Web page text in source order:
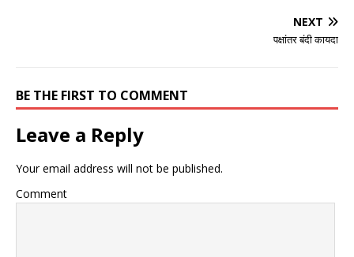
NEXT
पक्षांतर बंदी कायदा
BE THE FIRST TO COMMENT
Leave a Reply
Your email address will not be published.
Comment